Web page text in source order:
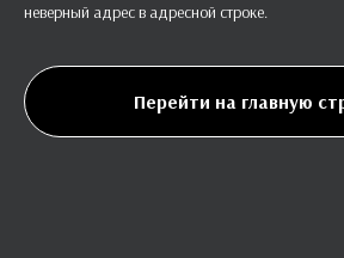
неверный адрес в адресной строке.
Перейти на главную